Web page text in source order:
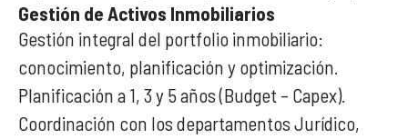
Gestión de Activos Inmobiliarios
Gestión integral del portfolio inmobiliario:
conocimiento, planificación y optimización.
Planificación a 1, 3 y 5 años (Budget – Capex).
Coordinación con los departamentos Jurídico,